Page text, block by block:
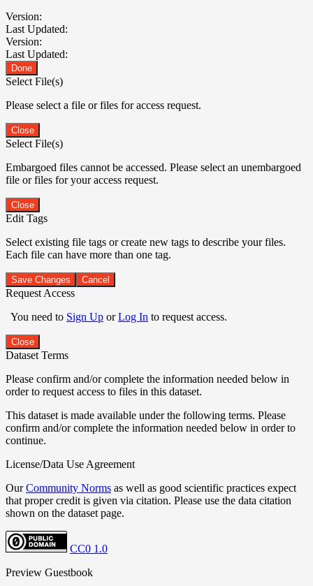
Version:
Last Updated:
Version:
Last Updated:
Done
Select File(s)
Please select a file or files for access request.
Close
Select File(s)
Embargoed files cannot be accessed. Please select an unembargoed
file or files for your access request.
Close
Edit Tags
Select existing file tags or create new tags to describe your files.
Each file can have more than one tag.
Save Changes Cancel
Request Access
You need to Sign Up orLog In to request access.
Close
Dataset Terms
Please confirm and/or complete the information needed below in
order to request access to files in this dataset.
This dataset is made available under the following terms. Please
confirm and/or complete the information needed below in order to
continue.
License/Data Use Agreement
OurCommunity Norms as well as good scientific practices expect
that proper credit is given via citation. Please use the data citation
shown on the dataset page.
CC0 1.0
Preview Guestbook